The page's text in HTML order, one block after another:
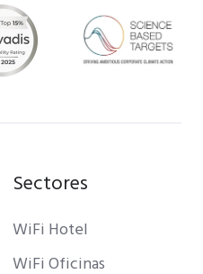
Sectores
WiFi Hotel
WiFi Oficinas